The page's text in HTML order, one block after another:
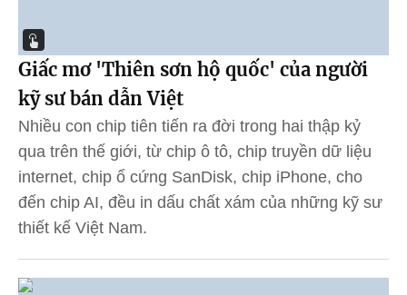
Giấc mơ 'Thiên sơn hộ quốc' của người
kỹ sư bán dẫn Việt
Nhiều con chip tiên tiến ra đời trong hai thập kỷ
qua trên thế giới, từ chip ô tô, chip truyền dữ liệu
internet, chip ổ cứng SanDisk, chip iPhone, cho
đến chip AI, đều in dấu chất xám của những kỹ sư
thiết kế Việt Nam.